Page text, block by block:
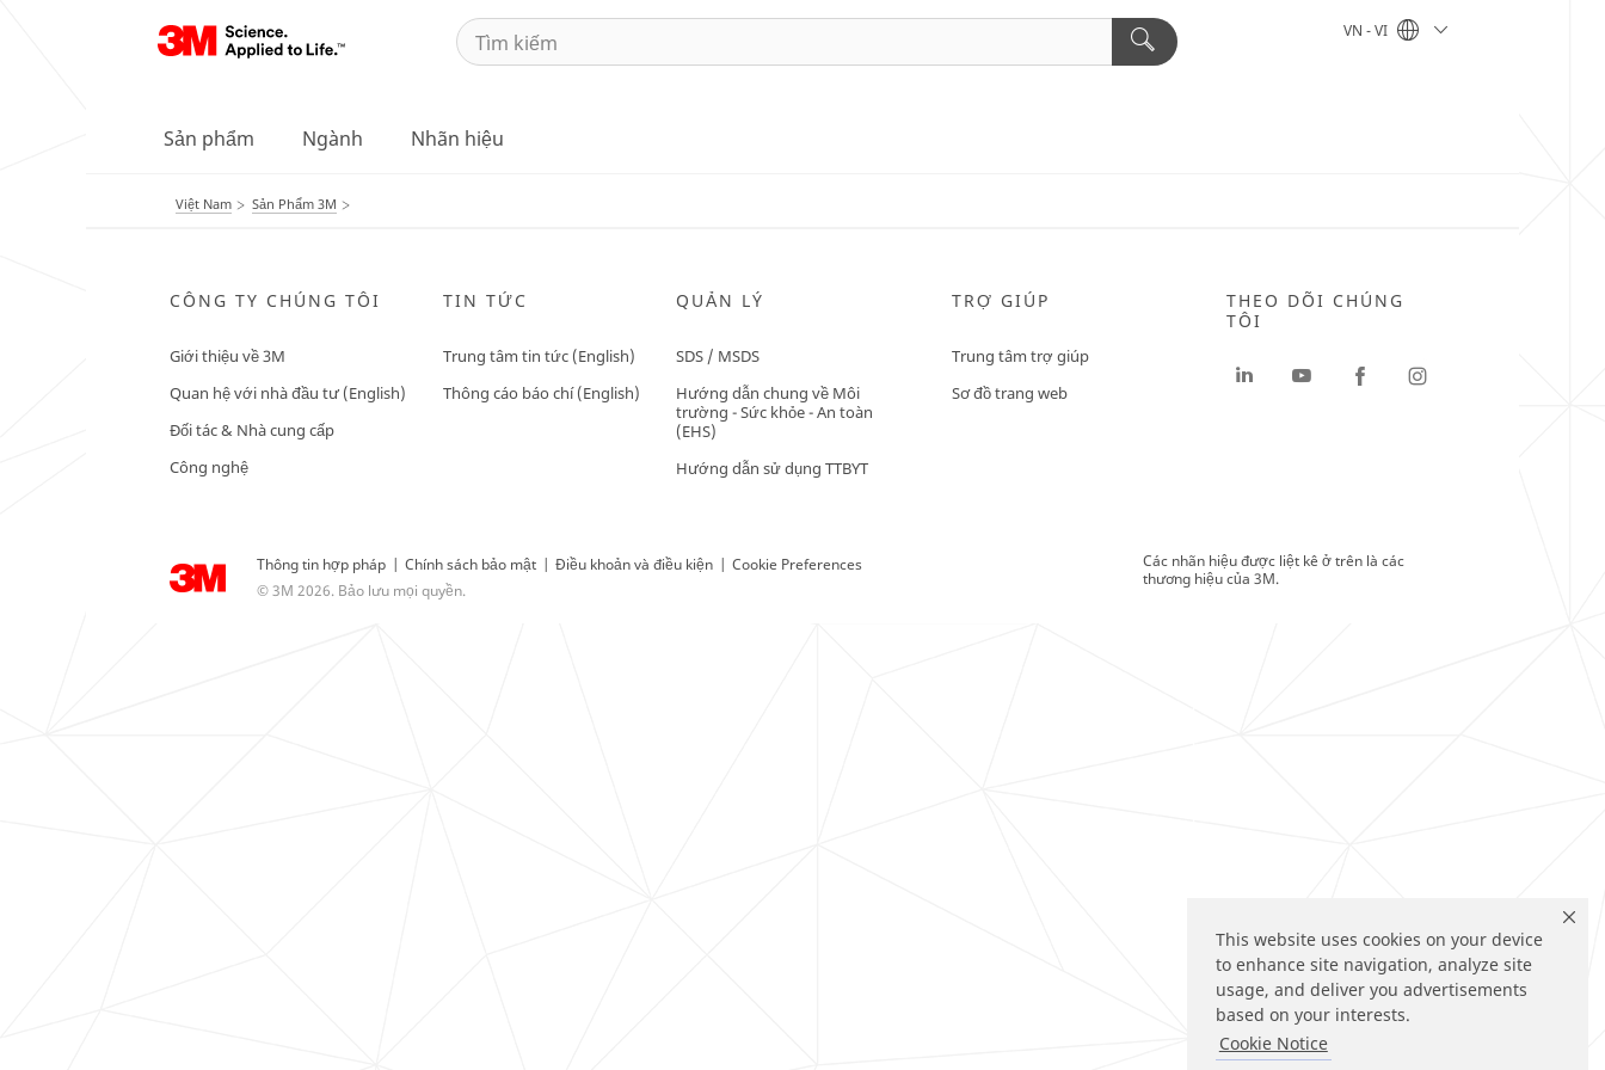
This website uses cookies on your device
to enhance site navigation, analyze site
usage, and deliver you advertisements
based on your interests.
Cookie Notice
VN - VI
Sản phẩm Ngành Nhãn hiệu
Việt Nam Sản Phẩm 3M
CÔNG TY CHÚNG TÔI
Giới thiệu về 3M
Quan hệ với nhà đầu tư (English)
Đối tác & Nhà cung cấp
Công nghệ
TIN TỨC
Trung tâm tin tức (English)
Thông cáo báo chí (English)
QUẢN LÝ
SDS / MSDS
Hướng dẫn chung về Môi
trường - Sức khỏe - An toàn
(EHS)
Hướng dẫn sử dụng TTBYT
TRỢ GIÚP
Trung tâm trợ giúp
Sơ đồ trang web
Thông tin hợp pháp | Chính sách bảo mật | Điều khoản và điều kiện | Cookie Preferences
© 3M 2026. Bảo lưu mọi quyền.
THEO DÕI CHÚNG
TÔI
Các nhãn hiệu được liệt kê ở trên là các
thương hiệu của 3M.